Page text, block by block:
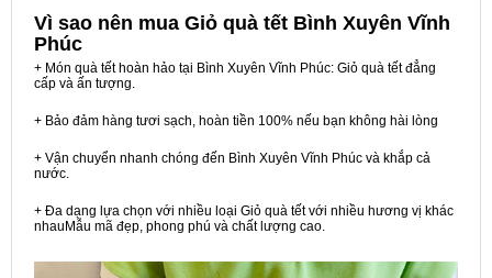
Vì sao nên mua Giỏ quà tết Bình Xuyên Vĩnh
Phúc
+ Món quà tết hoàn hảo tại Bình Xuyên Vĩnh Phúc: Giỏ quà tết đẳng
cấp và ấn tượng.
+ Bảo đảm hàng tươi sạch, hoàn tiền 100% nếu bạn không hài lòng
+ Vận chuyển nhanh chóng đến Bình Xuyên Vĩnh Phúc và khắp cả
nước.
+ Đa dạng lựa chọn với nhiều loại Giỏ quà tết với nhiều hương vị khác
nhauMẫu mã đẹp, phong phú và chất lượng cao.